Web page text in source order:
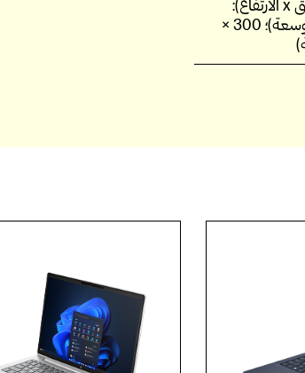
300 × 105 × 410 مم (موسعة)؛ 300 ×